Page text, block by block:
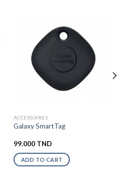
ACCESSOIRES
Galaxy SmartTag
99.000 TND
ADD TO CART